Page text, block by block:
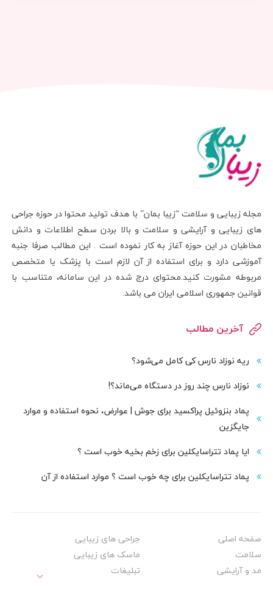
مجله زیبایی و سلامت “زیبا بمان” با هدف تولید محتوا در حوزه جراحی
های زیبایی و آرایشی و سلامت و بالا بردن سطح اطلاعات و دانش
مخاطبان در این حوزه آغاز به کار نموده است . این مطالب صرفا جنبه
آموزشی دارد و برای استفاده از آن لازم است با پزشک یا متخصص
مربوطه مشورت کنید.محتوای درج شده در این سامانه، متناسب با
قوانین جمهوری اسلامی ایران می باشد.
آخرین مطالب
ریه نوزاد نارس کی کامل می‌شود؟
نوزاد نارس چند روز در دستگاه می‌ماند؟!
پماد بنزوئیل پراکسید برای جوش | عوارض، نحوه استفاده و موارد
جایگزین
ایا پماد تتراسایکلین برای زخم بخیه خوب است ؟
پماد تتراسایکلین برای چه خوب است ؟ موارد استفاده از آن
صفحه اصلی
جراحی های زیبایی
سلامت
ماسک های زیبایی
مد و آرایشی
تبلیغات